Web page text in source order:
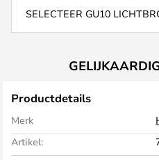
SELECTEER GU10
Productdetails
Merk
Artikel: